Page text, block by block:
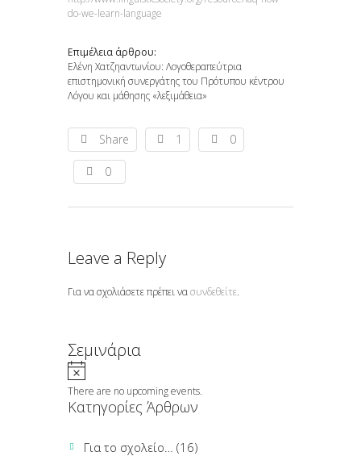
do-we-learn-language
Επιμέλεια άρθρου:
Ελένη Χατζηαντωνίου: Λογοθεραπεύτρια
επιστημονική συνεργάτης του Πρότυπου κέντρου
Λόγου και μάθησης «λεξιμάθεια»
Share 1 0
0
Leave a Reply
Για να σχολιάσετε πρέπει νασυνδεθείτε.
Σεμινάρια
There are no upcoming events.
Κατηγορίες Άρθρων
Για το σχολείο… (16)